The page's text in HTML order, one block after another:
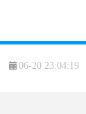
06-20 23:04:19